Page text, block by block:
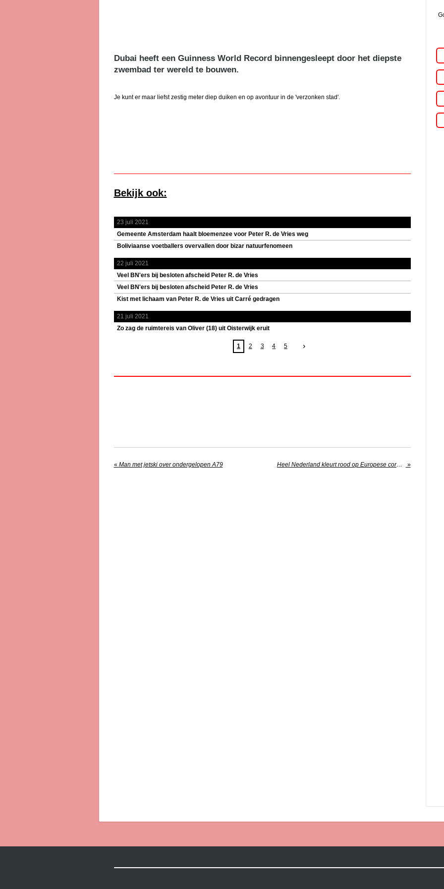
Dubai heeft een Guinness World Record binnengesleept door het diepste
zwembad ter wereld te bouwen.
Je kunt er maar liefst zestig meter diep duiken en op avontuur in de 'verzonken stad'.
Bekijk ook:
23 juli 2021
Gemeente Amsterdam haalt bloemenzee voor Peter R. de Vries weg
Boliviaanse voetballers overvallen door bizar natuurfenomeen
22 juli 2021
Veel BN'ers bij besloten afscheid Peter R. de Vries
Veel BN'ers bij besloten afscheid Peter R. de Vries
Kist met lichaam van Peter R. de Vries uit Carré gedragen
21 juli 2021
Zo zag de ruimtereis van Oliver (18) uit Oisterwijk eruit
1 2 3 4 5
« Man met jetski over ondergelopen A79 Heel Nederland kleurt rood op Europese coronakaart »